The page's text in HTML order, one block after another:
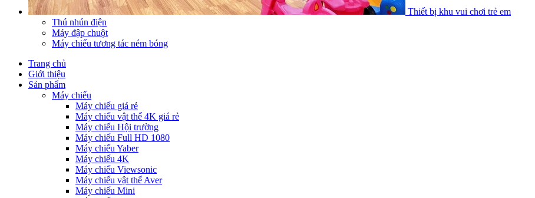
Thiết bị khu vui chơi trẻ em
Thú nhún điện
Máy đập chuột
Máy chiếu tương tác ném bóng
Trang chủ
Giới thiệu
Sản phẩm
Máy chiếu
Máy chiếu giá rẻ
Máy chiếu vật thể 4K giá rẻ
Máy chiếu Hội trường
Máy chiếu Full HD 1080
Máy chiếu Yaber
Máy chiếu 4K
Máy chiếu Viewsonic
Máy chiếu vật thể Aver
Máy chiếu Mini